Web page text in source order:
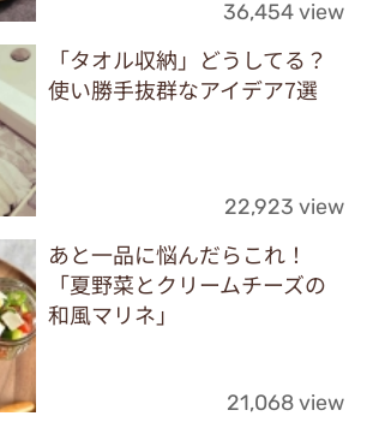
36,454 view
「タオル収納」どうしてる？
使い勝手抜群なアイデア7選
22,923 view
あと一品に悩んだらこれ！
「夏野菜とクリームチーズの
和風マリネ」
21,068 view